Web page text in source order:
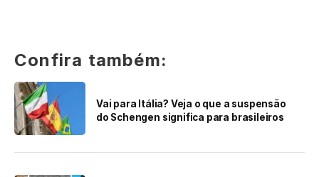
Confira também:
Vai para Itália? Veja o que a suspensão
do Schengen significa para brasileiros